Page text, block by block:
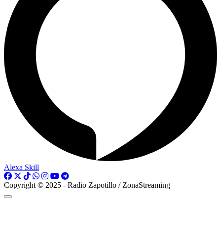
Alexa Skill
Copyright © 2025 - Radio Zapotillo / ZonaStreaming